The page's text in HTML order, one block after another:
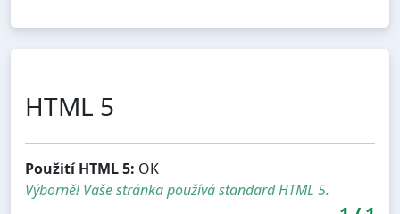
HTML 5
Použití HTML 5: OK
Výborně! Vaše stránka používá standard HTML 5.